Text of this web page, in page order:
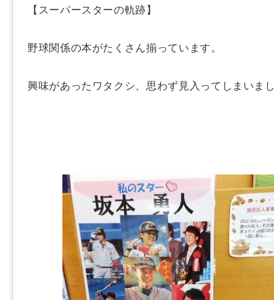
【スーパースターの軌跡】
野球関係の本がたくさん揃っています。
興味があったワタクシ、思わず見入ってしまいま